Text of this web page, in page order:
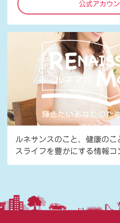
公式アカウ
ルネサンスのこと、健康の
スライフを豊かにする情報コ